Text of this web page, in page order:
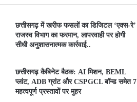
​छत्तीसगढ़ में खरीफ फसलों का डिजिटल ‘एक्स-रे’
राजस्व विभाग का फरमान, लापरवाही पर होगी
सीधी अनुशासनात्मक कार्रवाई..
छत्तीसगढ़ कैबिनेट बैठक: AI मिशन, BEML
प्लांट, ADB ग्रांट और CSPGCL बॉन्ड समेत 7
महत्वपूर्ण प्रस्तावों पर मुहर